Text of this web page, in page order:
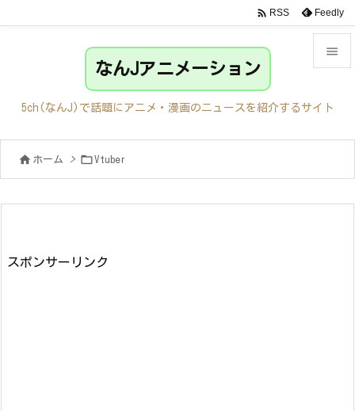

サイド
前へ

 RSS Feedly
なんJアニメーション
5ch(なんJ)で話題にアニメ・漫画のニュースを紹介するサイト
 ホーム > Vtuber
スポンサーリンク